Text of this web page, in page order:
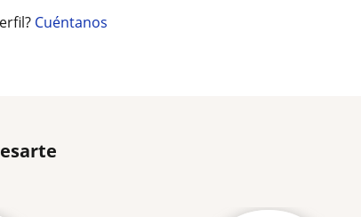
Cuéntanos